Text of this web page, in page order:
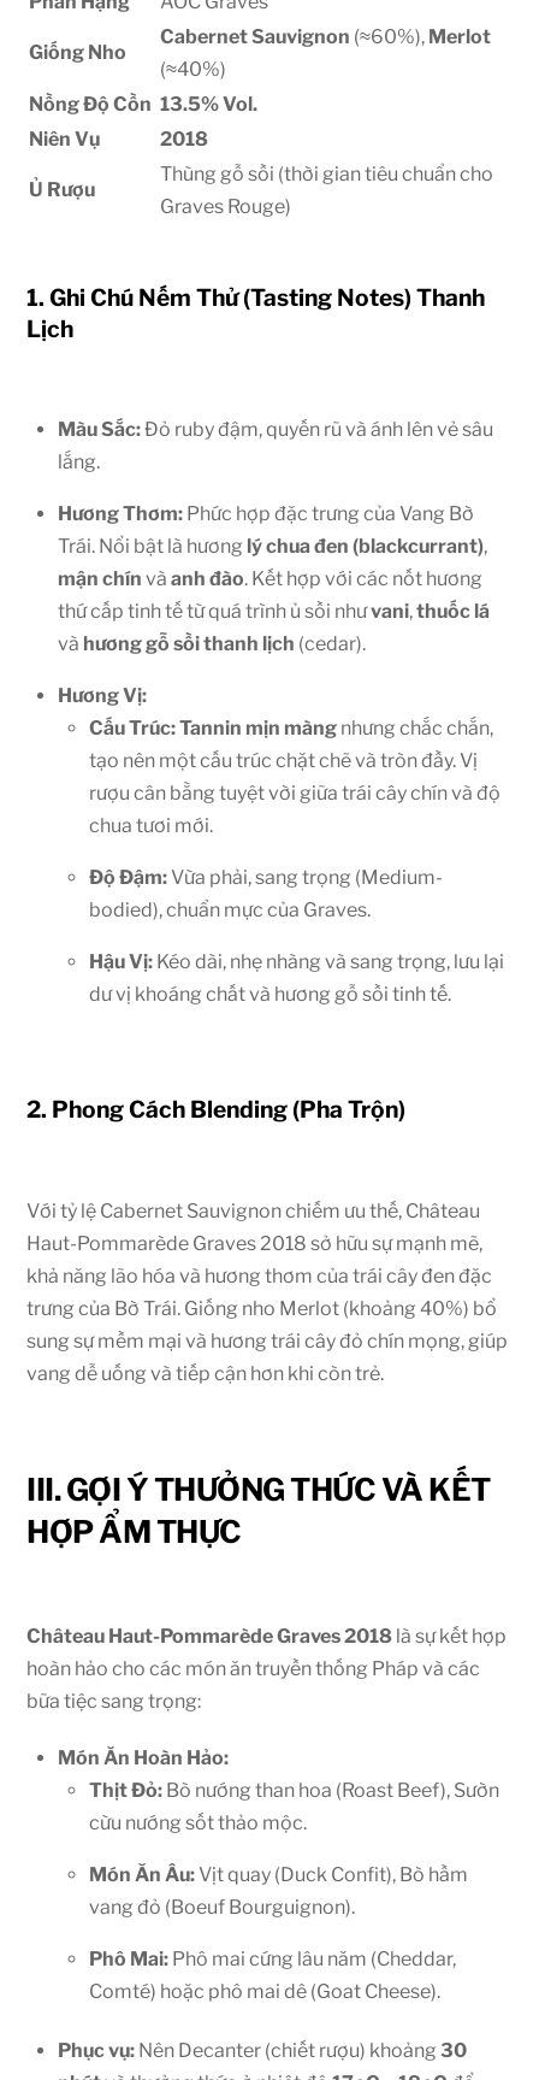
Giống Nho
Cabernet Sauvignon (≈60%), Merlot
(≈40%)
Nồng Độ Cồn 13.5%Vol.
Niên Vụ
2018
Ủ Rượu
Thùng gỗ sồi (thời gian tiêu chuẩn cho
Graves Rouge)
1. Ghi Chú Nếm Thử (Tasting Notes) Thanh
Lịch
Màu Sắc:Đỏ ruby đậm, quyến rũ và ánh lên vẻ sâu
lắng.
Hương Thơm: Phức hợp đặc trưng của Vang Bờ
Trái. Nổi bật là hương lý chua đen (blackcurrant),
mận chín và anh đào. Kết hợp với các nốt hương
thứ cấp tinh tế từ quá trình ủ sồi nhưvani,thuốc lá
và hương gỗ sồi thanh lịch (cedar).
Hương Vị:
Cấu Trúc:Tannin mịn màngnhưng chắc chắn,
tạo nên một cấu trúc chặt chẽ và tròn đầy. Vị
rượu cân bằng tuyệt vời giữa trái cây chín và độ
chua tươi mới.
Độ Đậm:Vừa phải, sang trọng (Medium-
bodied), chuẩn mực của Graves.
Hậu Vị:Kéo dài, nhẹ nhàng và sang trọng, lưu lại
dư vị khoáng chất và hương gỗ sồi tinh tế.
2. Phong Cách Blending (Pha Trộn)
Với tỷ lệ Cabernet Sauvignon chiếm ưu thế, Château
Haut-Pommarède Graves 2018 sở hữu sự mạnh mẽ,
khả năng lão hóa và hương thơm của trái cây đen đặc
trưng của Bờ Trái. Giống nho Merlot (khoảng40%) bổ
sung sự mềm mại và hương trái cây đỏ chín mọng, giúp
vang dễ uống và tiếp cận hơn khi còn trẻ.
III. GỢI Ý THƯỞNG THỨC VÀ KẾT
HỢP ẨM THỰC
Château Haut-Pommarède Graves 2018 là sự kết hợp
hoàn hảo cho các món ăn truyền thống Pháp và các
bữa tiệc sang trọng:
Món Ăn Hoàn Hảo:
Thịt Đỏ:Bò nướng than hoa (Roast Beef), Sườn
cừu nướng sốt thảo mộc.
Món Ăn Âu:Vịt quay (Duck Confit), Bò hầm
vang đỏ (Boeuf Bourguignon).
Phô Mai:Phô mai cứng lâu năm (Cheddar,
Comté) hoặc phô mai dê (Goat Cheese).
Phục vụ: Nên Decanter (chiết rượu) khoảng 30